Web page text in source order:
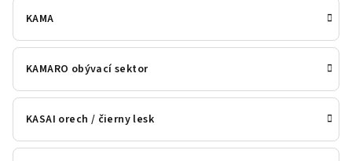
KAMA
KAMARO obývací sektor
KASAI orech / čierny lesk